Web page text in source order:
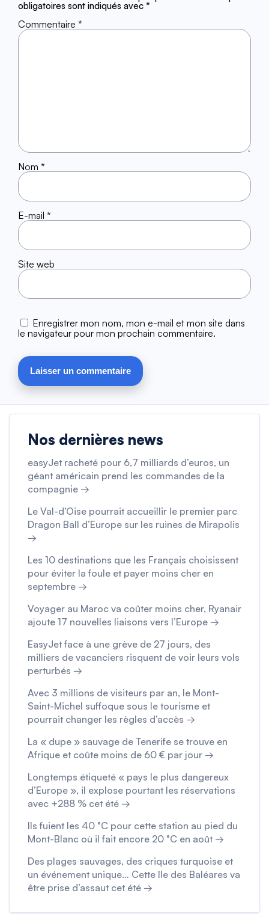
obligatoires sont indiqués avec *
Commentaire *
Nom *
E-mail *
Site web
Enregistrer mon nom, mon e-mail et mon site dans
le navigateur pour mon prochain commentaire.
Nos dernières news
easyJet racheté pour 6,7 milliards d’euros, un
géant américain prend les commandes de la
compagnie →
Le Val-d’Oise pourrait accueillir le premier parc
Dragon Ball d’Europe sur les ruines de Mirapolis
→
Les 10 destinations que les Français choisissent
pour éviter la foule et payer moins cher en
septembre →
Voyager au Maroc va coûter moins cher, Ryanair
ajoute 17 nouvelles liaisons vers l’Europe →
EasyJet face à une grève de 27 jours, des
milliers de vacanciers risquent de voir leurs vols
perturbés →
Avec 3 millions de visiteurs par an, le Mont-
Saint-Michel suffoque sous le tourisme et
pourrait changer les règles d’accès →
La « dupe » sauvage de Tenerife se trouve en
Afrique et coûte moins de 60 € par jour →
Longtemps étiqueté « pays le plus dangereux
d’Europe », il explose pourtant les réservations
avec +288 % cet été →
Ils fuient les 40 °C pour cette station au pied du
Mont-Blanc où il fait encore 20 °C en août →
Des plages sauvages, des criques turquoise et
un événement unique… Cette île des Baléares va
être prise d’assaut cet été →